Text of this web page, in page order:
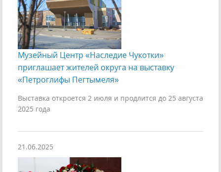
Музейный Центр «Наследие Чукотки»
приглашает жителей округа на выставку
«Петроглифы Пегтымеля»
Выставка откроется 2 июля и продлится до 25 августа
2025 года
21.06.2025